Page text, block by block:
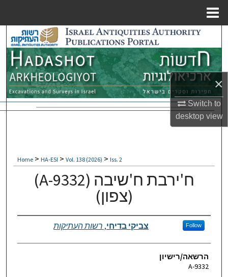
×
Switch to
desktopview
Search
Browse Collections
My Account
About
Home > HA-ESI > Vol. 138 (2026) > Iss. 2
(A-9332) ח'ירבת ח'שיבה
(צפון)
צביקי בדיחי, רשות העתיקות Follow
הרשאה/רישיון
A-9332